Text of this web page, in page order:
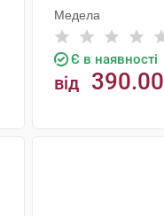
Медела
Є в наявності
від 390.00